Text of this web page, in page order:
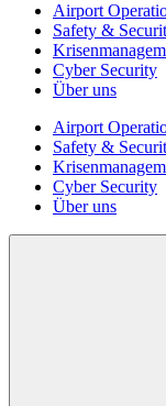
Airport
Safety &
Cyber Security
Über uns
Airport
Safety &
Cyber Security
Über uns